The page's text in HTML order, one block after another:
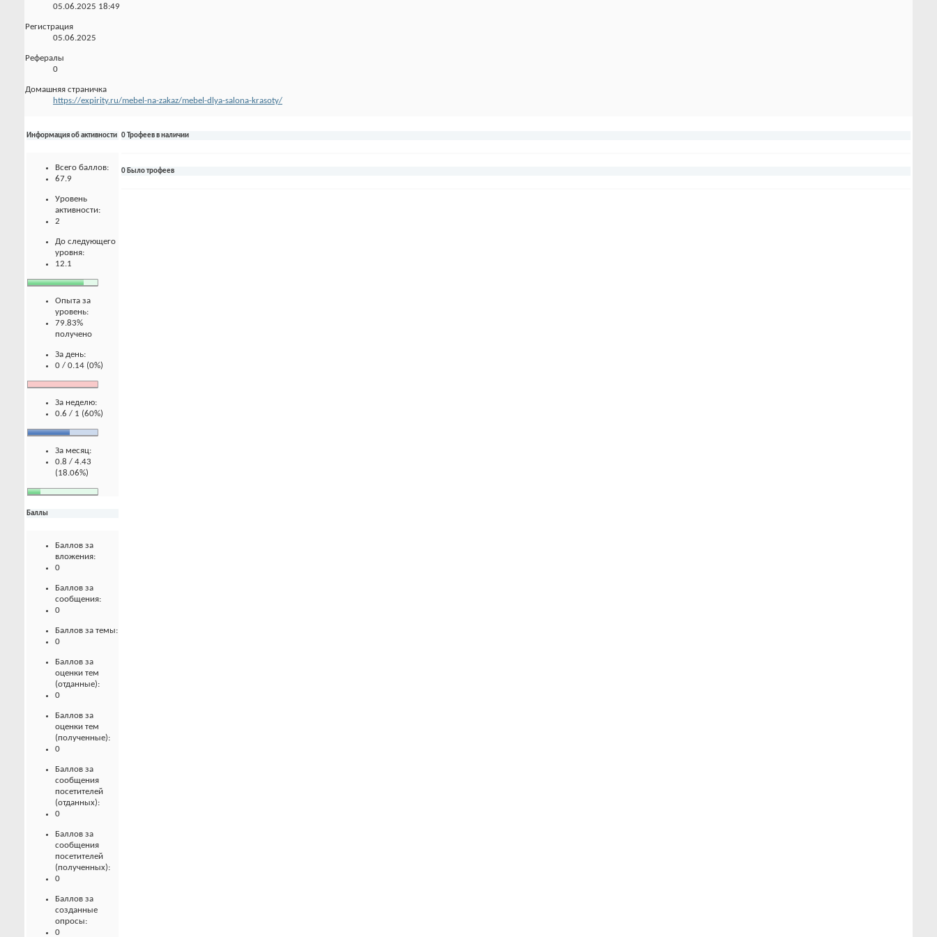
05.06.2025 18:49
Регистрация
05.06.2025
Рефералы
0
Домашняя страничка
https://expirity.ru/mebel-na-zakaz/mebel-dlya-salona-krasoty/
Информация об активности
Всего баллов:
67.9
Уровень
активности:
2
До следующего
уровня:
12.1
Опыта за
уровень:
79.83%
получено
За день:
0 / 0.14 (0%)
За неделю:
0.6 / 1 (60%)
За месяц:
0.8 / 4.43
(18.06%)
Баллы
Баллов за
вложения:
0
Баллов за
сообщения:
0
Баллов за темы:
0
Баллов за
оценки тем
(отданные):
0
Баллов за
оценки тем
(полученные):
0
Баллов за
сообщения
посетителей
(отданных):
0
Баллов за
сообщения
посетителей
(полученных):
0
Баллов за
созданные
опросы:
0
0 Трофеев в наличии
0 Было трофеев